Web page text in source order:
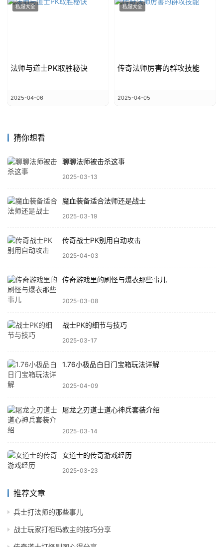
私服大全
法师与道士PK取胜秘诀
2025-04-06
私服大全
传奇法师厉害的群攻技能
2025-04-05
猜你想看
聊聊法师被击杀这事
2025-03-13
魔血装备适合法师还是战士
2025-03-19
传奇战士PK别用自动攻击
2025-04-03
传奇游戏里的刷怪与爆衣那些事儿
2025-03-08
战士PK的细节与技巧
2025-03-17
1.76小极品白日门宝箱玩法详解
2025-04-09
屠龙之刃道士道心神兵套装介绍
2025-03-14
女道士的传奇游戏经历
2025-03-23
推荐文章
兵士打法师的那些事儿
战士玩家打祖玛教主的技巧分享